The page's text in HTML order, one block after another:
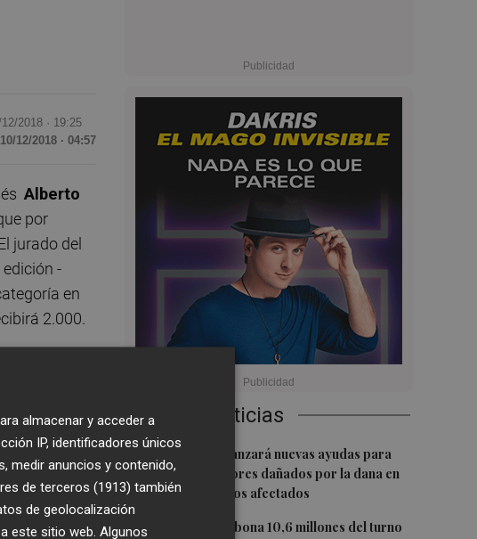
Últimas Noticias
1 La Generalitat lanzará nuevas ayudas para
reparar ascensores dañados por la dana en
todos los edificios afectados
2La Generalitat abona 10,6 millones del turno
2018 · 19:25
12/2018 · 04:57
Alberto
por
jurado del
-
en
2.000.
del
entre otros
también de
italiana,
Élitey
almacenar y acceder a
IP, identificadores únicos
medir anuncios y contenido,
de terceros (1913) también
de geolocalización
este sitio web. Algunos